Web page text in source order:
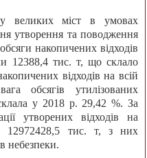
великих міст в умовах
утворення та поводження
накопичених відходів
12388,4 тис. т, що склало
відходів на всій
обсягів утилізованих
у 2018 р. 29,42 %. За
утворених відходів на
12972428,5 тис. т, з них
небезпеки.